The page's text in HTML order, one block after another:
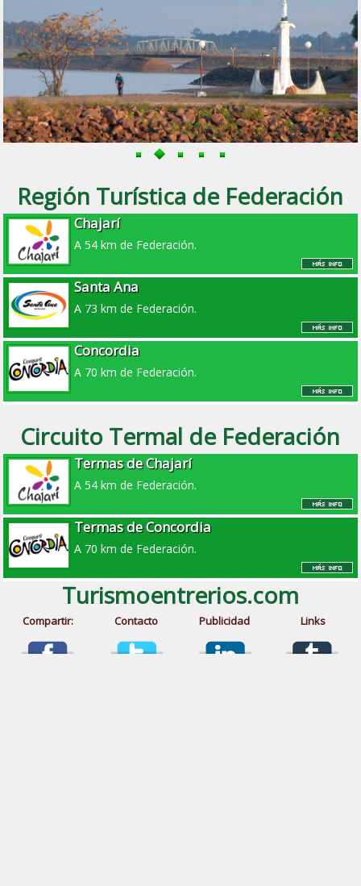
Región Turística de Federación
Chajarí
A 54 km de Federación.
Santa Ana
A 73 km de Federación.
Concordia
A 70 km de Federación.
Circuito Termal de Federación
Termas de Chajarí
A 54 km de Federación.
Termas de Concordia
A 70 km de Federación.
Turismoentrerios.com
Compartir: Contacto Publicidad Links